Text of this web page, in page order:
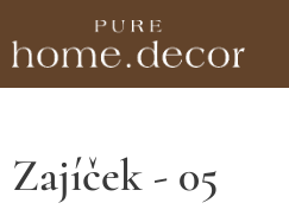
Zajíček - 05